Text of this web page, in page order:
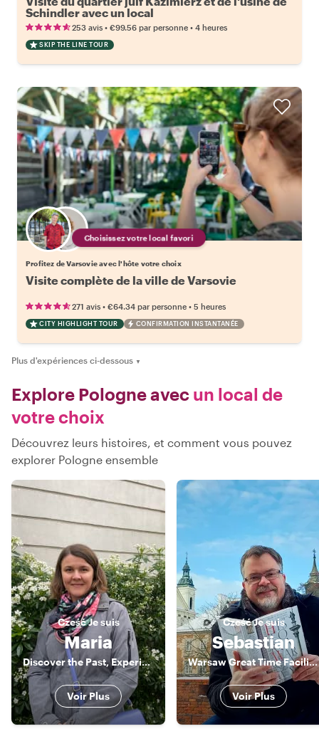
Schindler avec un local
253 avis • €99.56 par personne • 4 heures
SKIP THE LINE TOUR
Choisissez votre local favori
Profitez de Varsovie avec l'hôte votre choix
Visite complète de la ville de Varsovie
271 avis • €64.34 par personne • 5 heures
CITY HIGHLIGHT TOUR CONFIRMATION INSTANTANÉE
Plus d'expériences ci-dessous ▼
Explore Pologne avec un local de
votre choix
Découvrez leurs histoires, et comment vous pouvez
explorer Pologne ensemble
CześćJe suis
Maria
Discover the Past, Experience the Present.
Voir Plus
CześćJe suis
Sebastian
Warsaw Great Time Facilitator
Voir Plus